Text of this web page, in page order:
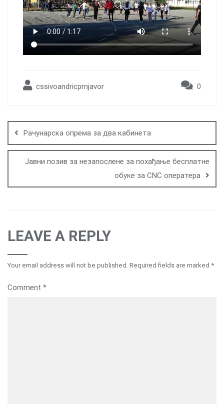
cssivoandricprnjavor 0
navigation
Рачунарска опрема за два кабинета
Јавни позив за незапослене за похађање бесплатне
обуке за CNC оператера
LEAVE A REPLY
Your email address will not be published. Required fields are marked *
Comment *